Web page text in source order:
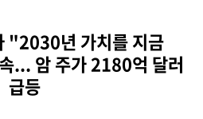
"2030년 가치를 지금
... 암 주가 2180억 달러
급등